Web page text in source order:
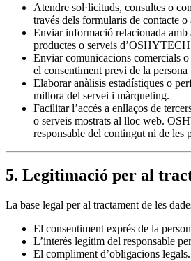
Atendre sol·licituds, consultes o
través dels formularis de contacte
Enviar informació relacionada amb
productes o serveis
Enviar comunicacions comercials
el consentiment previ de la persona
Elaborar anàlisis estadístiques o
millora del servei i màrqueting.
Facilitar l’accés a enllaços de
o serveis mostrats al lloc web.
responsable del contingut ni de les
5. Legitimació per al
La base legal per al tractament de les
El consentiment exprés de la
L’interès legítim del responsable
El compliment d’obligacions legals.